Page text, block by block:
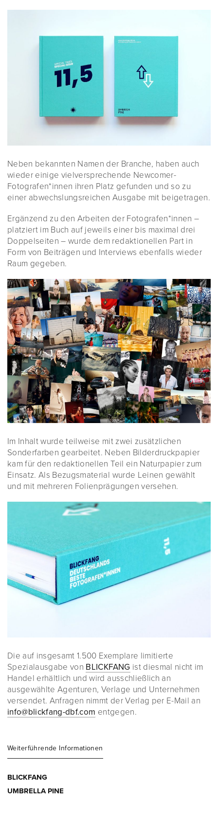
Neben bekannten Namen der Branche, haben auch
wieder einige vielversprechende Newcomer-
Fotografen*innen ihren Platz gefunden und so zu
einer abwechslungsreichen Ausgabe mit beigetragen.
Ergänzend zu den Arbeiten der Fotografen*innen –
platziert im Buch auf jeweils einer bis maximal drei
Doppelseiten – wurde dem redaktionellen Part in
Form von Beiträgen und Interviews ebenfalls wieder
Raum gegeben.
Im Inhalt wurde teilweise mit zwei zusätzlichen
Sonderfarben gearbeitet. Neben Bilderdruckpapier
kam für den redaktionellen Teil ein Naturpapier zum
Einsatz. Als Bezugsmaterial wurde Leinen gewählt
und mit mehreren Folienprägungen versehen.
Die auf insgesamt 1.500 Exemplare limitierte
Spezialausgabe von BLICKFANG ist diesmal nicht im
Handel erhältlich und wird ausschließlich an
ausgewählte Agenturen, Verlage und Unternehmen
versendet. Anfragen nimmt der Verlag per E-Mail an
info@blickfang-dbf.com entgegen.
Weiterführende Informationen
BLICKFANG
UMBRELLA PINE